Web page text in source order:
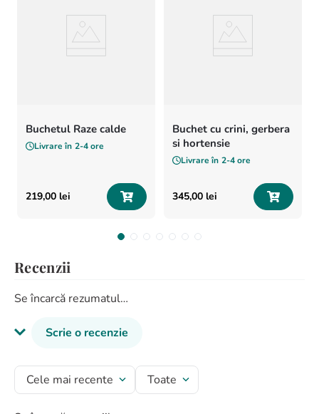
Buchetul Raze calde
Livrare în 2-4 ore
219,00 lei
Buchet cu crini, gerbera
si hortensie
Livrare în 2-4 ore
345,00 lei
Recenzii
Se încarcă rezumatul…
Scrie o recenzie
Titlu recenzie
Cele mai recente Toate